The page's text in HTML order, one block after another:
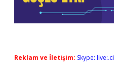
Reklam ve İletişim: Skype: